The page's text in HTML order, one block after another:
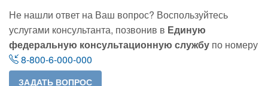
Не нашли ответ на Ваш вопрос? Воспользуйтесь
услугами консультанта, позвонив в Единую
федеральную консультационную службу по номеру
8-800-6-000-000